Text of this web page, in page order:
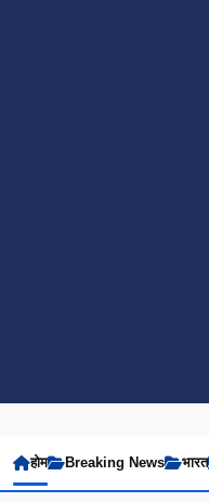
होम Breaking News भारत